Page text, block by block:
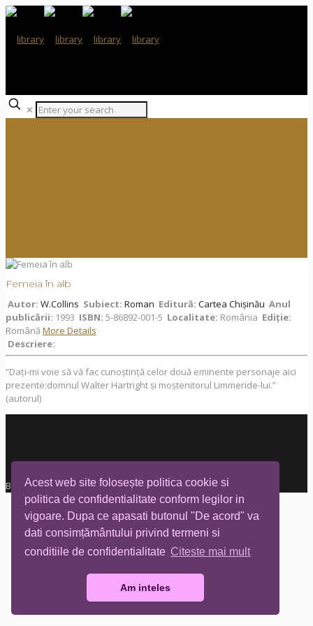
Acest web site folosește politica cookie si
politica de confidentialitate conform legilor in
vigoare. Dupa ce apasati butonul "De acord" va
dati consimțământului privind termeni si
conditiile de confidentialitate Citeste mai mult
Am inteles
✕
Femeia în alb
Autor: W.Collins Subiect: Roman Editură: Cartea Chișinău Anul
publicării: 1993 ISBN: 5-86892-001-5 Localitate: România Ediţie:
Română More Details
Descriere:
”Dați-mi voie să vă fac cunoștință celor două eminente personaje aici
prezente:domnul Walter Hartright și moștenitorul Limmeride-lui.”
(autorul)
Biblioteca Tia Mare © All rights reserved